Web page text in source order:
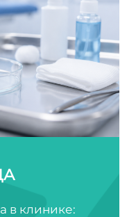
в клинике: